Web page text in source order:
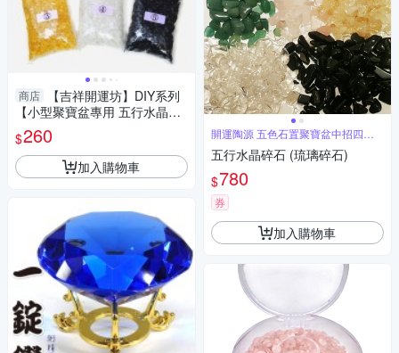
商店
【吉祥開運坊】DIY系列
【小型聚寶盆專用 五行水晶石
五色石 小顆 每包100公克 2號
是粉色】已淨化
$260
加入購物車
開運陶源 五色石置聚寶盆中招四方
財
五行水晶碎石 (琉璃碎石)
$780
券
加入購物車